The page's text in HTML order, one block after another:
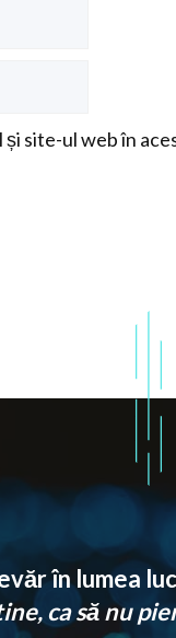
și site-ul web în
în lumea
ca să nu